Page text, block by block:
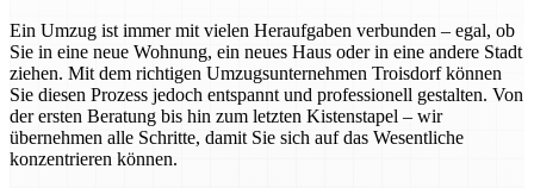
Ein Umzug ist immer mit vielen Heraufgaben verbunden – egal, ob
Sie in eine neue Wohnung, ein neues Haus oder in eine andere Stadt
ziehen. Mit dem richtigen Umzugsunternehmen Troisdorf können
Sie diesen Prozess jedoch entspannt und professionell gestalten. Von
der ersten Beratung bis hin zum letzten Kistenstapel – wir
übernehmen alle Schritte, damit Sie sich auf das Wesentliche
konzentrieren können.